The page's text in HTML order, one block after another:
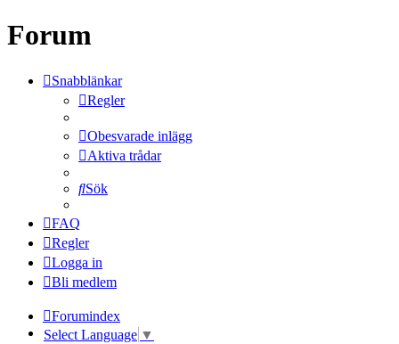
Forum
Snabblänkar
Regler
Obesvarade inlägg
Aktiva trådar
Sök
FAQ
Regler
Logga in
Bli medlem
Forumindex
Select Language ▼